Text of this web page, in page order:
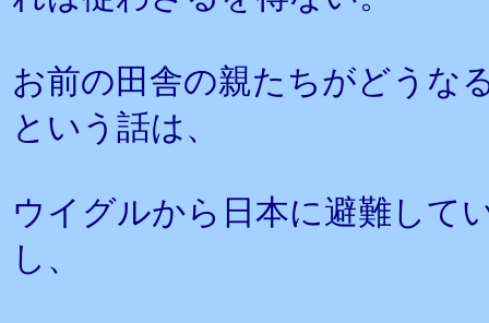
お前の田舎の親たちがどうな
という話は、
ウイグルから日本に避難して
し、